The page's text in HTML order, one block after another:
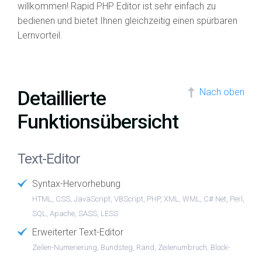
willkommen! Rapid PHP Editor ist sehr einfach zu
bedienen und bietet Ihnen gleichzeitig einen spürbaren
Lernvorteil.
Nach oben
Detaillierte
Funktionsübersicht
Text-Editor
Syntax-Hervorhebung
HTML, CSS, JavaScript, VBScript, PHP, XML, WML, C#.Net, Perl,
SQL, Apache, SASS, LESS
Erweiterter Text-Editor
Zeilen-Numerierung, Bundsteg, Rand, Zeilenumbruch, Block-